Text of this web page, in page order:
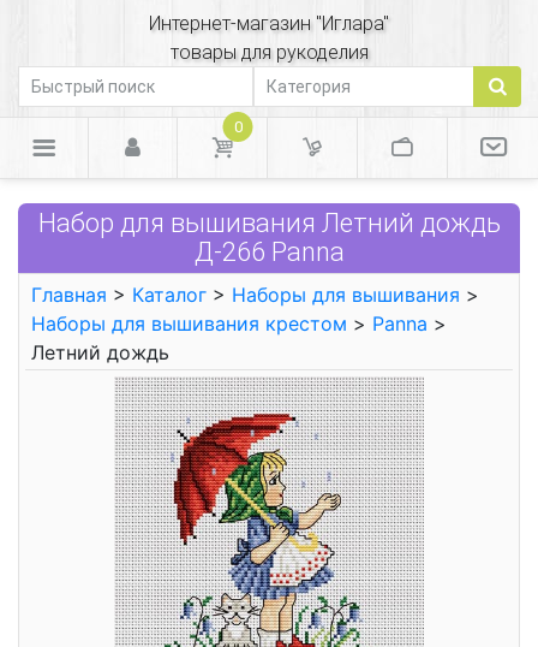
Интернет-магазин "Иглара"
товары для рукоделия
0
Набор для вышивания Летний дождь
Д-266 Panna
Главная > Каталог > Наборы для вышивания >
Наборы для вышивания крестом > Panna >
Летний дождь